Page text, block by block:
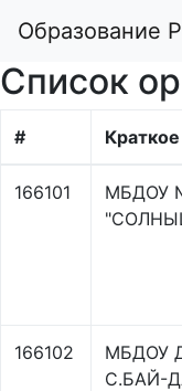
Образование
Список
#
166101
МБДОУ
166102
МБДОУ
С.БАЙ-